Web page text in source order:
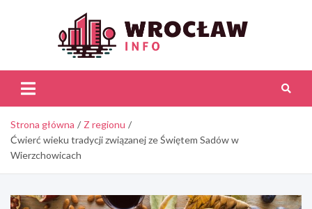
Strona główna
Z regionu
Ćwierć wieku tradycji związanej ze Świętem Sadów w
Wierzchowicach